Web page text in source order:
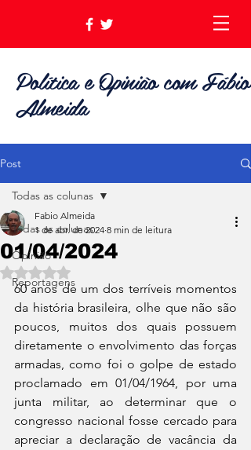
Política e Opinião com Fábio
Almeida
Post
Todas as colunas
Opinião
Reportagens
Todas as colunas
01/04/2024
Fabio Almeida
1 de abr. de 2024 8 min de leitura
Avaliado com NaN de 5 estrelas.
60 anos de um dos terríveis momentos
da história brasileira, olhe que não são
poucos, muitos dos quais possuem
diretamente o envolvimento das forças
armadas, como foi o golpe de estado
proclamado em 01/04/1964, por uma
junta militar, ao determinar que o
congresso nacional fosse cercado para
apreciar a declaração de vacância da